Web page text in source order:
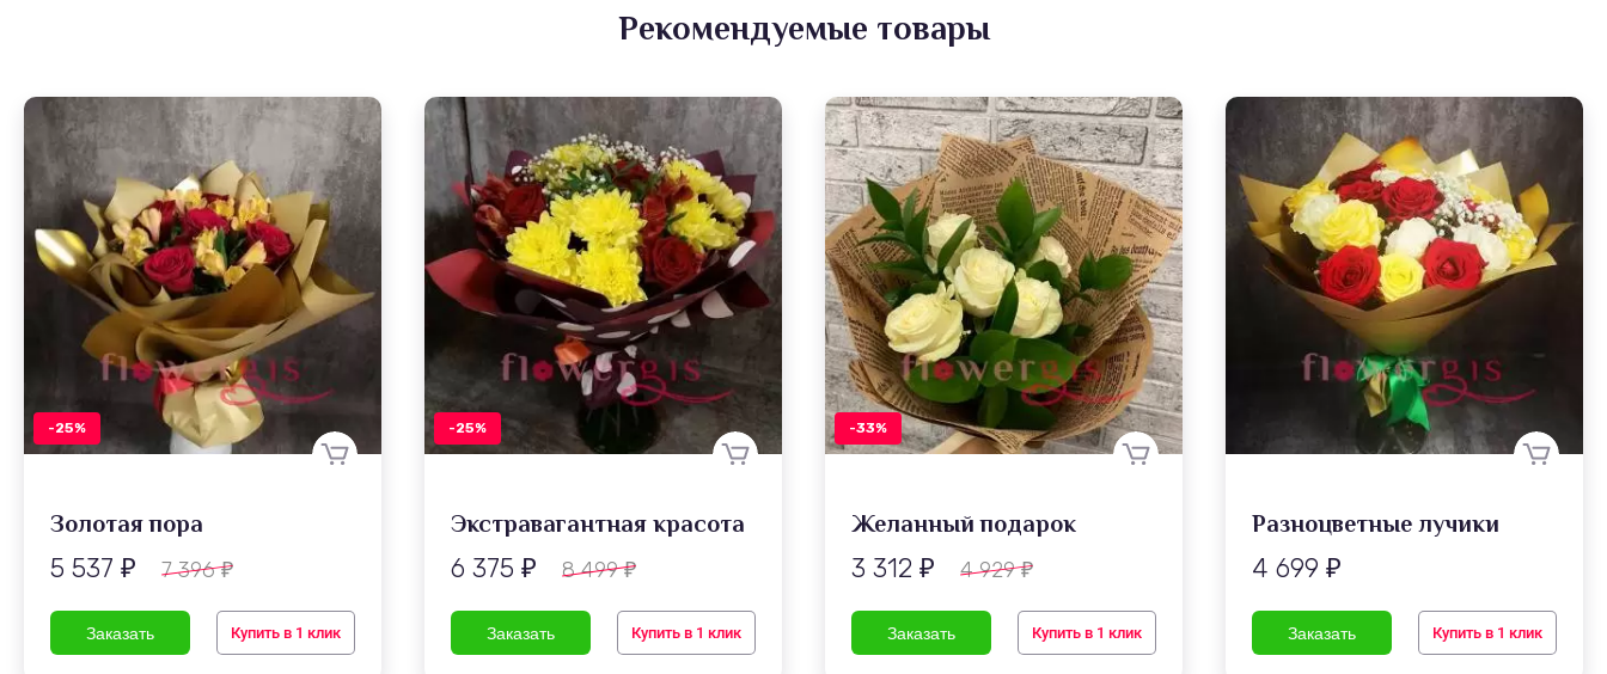
Рекомендуемые товары
-25%
Золотая пора
5 537 ₽ 7 396₽
Купить в 1 клик
-25%
Экстравагантная красота
6 375 ₽ 8 499₽
Купить в 1 клик
-33%
Желанный подарок
3 312 ₽ 4 929₽
Купить в 1 клик
Разноцветные лучики
4 699 ₽
Купить в 1 клик